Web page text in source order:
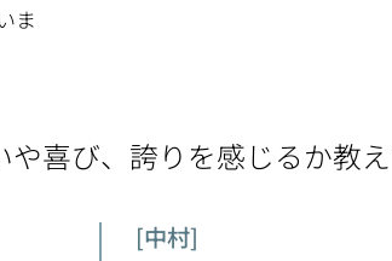
ま
喜び、誇りを感じるか教
[中村]